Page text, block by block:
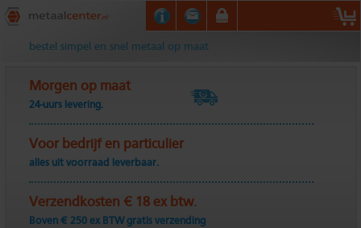
Metaalcenter.nl
bestel simpel en snel metaal op maat
Morgen op maat
24-uurs levering.
Voor bedrijf en particulier
alles uit voorraad leverbaar.
Verzendkosten € 18 ex btw.
Boven € 250 ex BTW gratis verzending